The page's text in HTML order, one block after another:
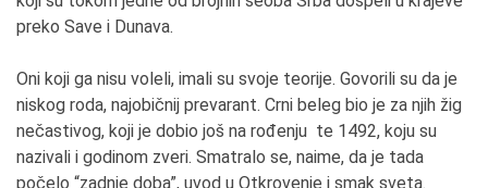
preko Save i Dunava.
Oni koji ga nisu voleli, imali su svoje teorije. Govorili su da je
niskog roda, najobičnij prevarant. Crni beleg bio je za njih žig
nečastivog, koji je dobio još na rođenju te 1492, koju su
nazivali i godinom zveri. Smatralo se, naime, da je tada
počelo “zadnje doba”, uvod u Otkrovenje i smak sveta.